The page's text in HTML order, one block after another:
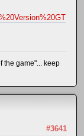
the game"... keep
#3641